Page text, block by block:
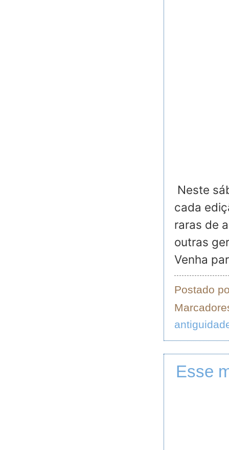
Neste
cada
raras de
outras
Venha
Postado
Esse